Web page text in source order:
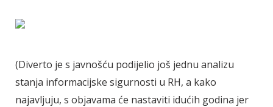
(Diverto je s javnošću podijelio još jednu analizu
stanja informacijske sigurnosti u RH, a kako
najavljuju, s objavama će nastaviti idućih godina jer